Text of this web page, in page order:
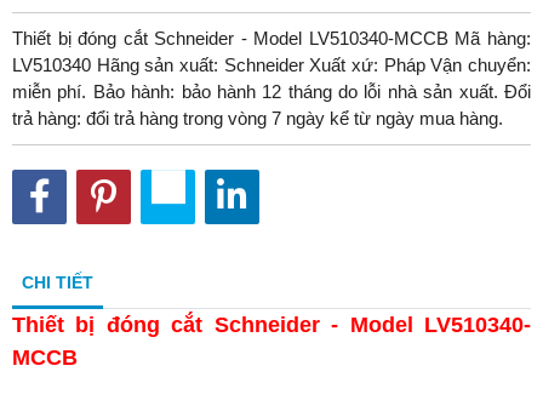
Thiết bị đóng cắt Schneider - Model LV510340-MCCB Mã hàng:
LV510340 Hãng sản xuất: Schneider Xuất xứ: Pháp Vận chuyển:
miễn phí. Bảo hành: bảo hành 12 tháng do lỗi nhà sản xuất. Đổi
trả hàng: đổi trả hàng trong vòng 7 ngày kể từ ngày mua hàng.
CHI TIẾT
Thiết bị đóng cắt Schneider - Model LV510340-
MCCB